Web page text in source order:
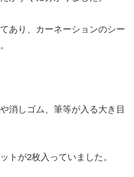
あり、カーネーションのシー
消しゴム、筆等が入る大き目
トが2枚入っていました。